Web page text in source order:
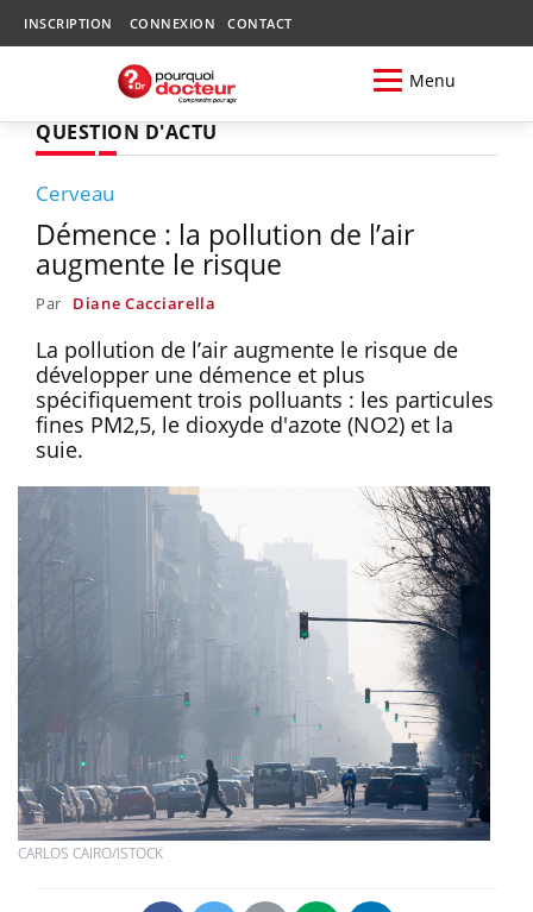
INSCRIPTION CONNEXION CONTACT
Menu
QUESTION D'ACTU
Cerveau
Démence : la pollution de l’air
augmente le risque
Par Diane Cacciarella
La pollution de l’air augmente le risque de
développer une démence et plus
spécifiquement trois polluants : les particules
fines PM2,5, le dioxyde d'azote (NO2) et la
suie.
CARLOS CAIRO/ISTOCK